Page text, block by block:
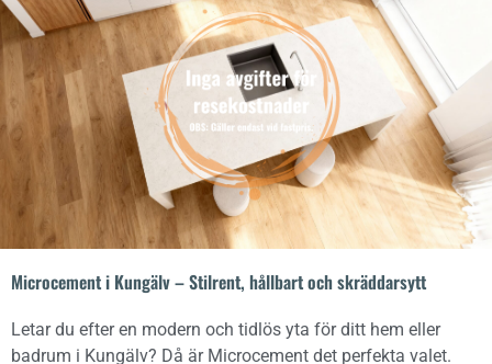
Microcement i Kungälv – Stilrent, hållbart och skräddarsytt
Letar du efter en modern och tidlös yta för ditt hem eller
badrum i Kungälv? Då är Microcement det perfekta valet.